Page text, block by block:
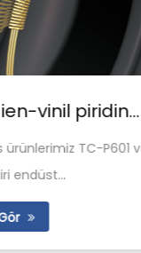
Kimyasal